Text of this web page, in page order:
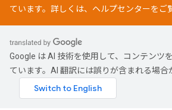
ています。詳しくは、 ヘルプセンターをご
Google は AI 技術を使用して、コンテンツ
ています。AI 翻訳には誤りが含まれる場合